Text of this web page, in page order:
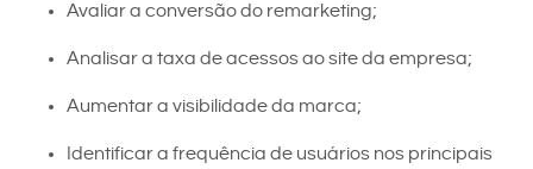
Avaliar a conversão do remarketing;
Analisar a taxa de acessos ao site da empresa;
Aumentar a visibilidade da marca;
Identificar a frequência de usuários nos principais